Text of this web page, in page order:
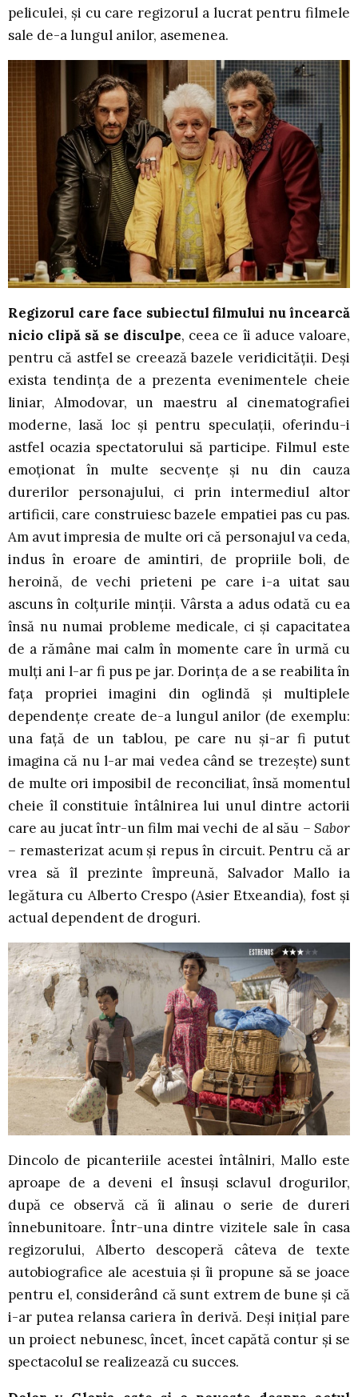
peliculei, și cu care regizorul a lucrat pentru filmele
sale de-a lungul anilor, asemenea.
Regizorul care face subiectul filmului nu încearcă
nicio clipă să se disculpe, ceea ce îi aduce valoare,
pentru că astfel se creează bazele veridicității. Deși
exista tendința de a prezenta evenimentele cheie
liniar, Almodovar, un maestru al cinematografiei
moderne, lasă loc și pentru speculații, oferindu-i
astfel ocazia spectatorului să participe. Filmul este
emoționat în multe secvențe și nu din cauza
durerilor personajului, ci prin intermediul altor
artificii, care construiesc bazele empatiei pas cu pas.
Am avut impresia de multe ori că personajul va ceda,
indus în eroare de amintiri, de propriile boli, de
heroină, de vechi prieteni pe care i-a uitat sau
ascuns în colțurile minții. Vârsta a adus odată cu ea
însă nu numai probleme medicale, ci și capacitatea
de a rămâne mai calm în momente care în urmă cu
mulți ani l-ar fi pus pe jar. Dorința de a se reabilita în
fața propriei imagini din oglindă și multiplele
dependențe create de-a lungul anilor (de exemplu:
una față de un tablou, pe care nu și-ar fi putut
imagina că nu l-ar mai vedea când se trezește) sunt
de multe ori imposibil de reconciliat, însă momentul
cheie îl constituie întâlnirea lui unul dintre actorii
care au jucat într-un film mai vechi de al său – Sabor
– remasterizat acum și repus în circuit. Pentru că ar
vrea să îl prezinte împreună, Salvador Mallo ia
legătura cu Alberto Crespo (Asier Etxeandia), fost și
actual dependent de droguri.
Dincolo de picanteriile acestei întâlniri, Mallo este
aproape de a deveni el însuși sclavul drogurilor,
după ce observă că îi alinau o serie de dureri
înnebunitoare. Într-una dintre vizitele sale în casa
regizorului, Alberto descoperă câteva de texte
autobiografice ale acestuia și îi propune să se joace
pentru el, considerând că sunt extrem de bune și că
i-ar putea relansa cariera în derivă. Deși inițial pare
un proiect nebunesc, încet, încet capătă contur și se
spectacolul se realizează cu succes.